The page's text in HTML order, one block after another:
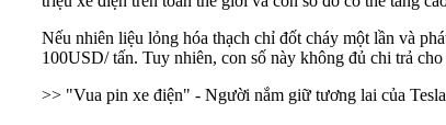
Nếu nhiên liệu lỏng hóa thạch chỉ đốt cháy một lần và
100USD/ tấn. Tuy nhiên, con số này không đủ chi trả
>> "Vua pin xe điện" - Người nắm giữ tương lai của